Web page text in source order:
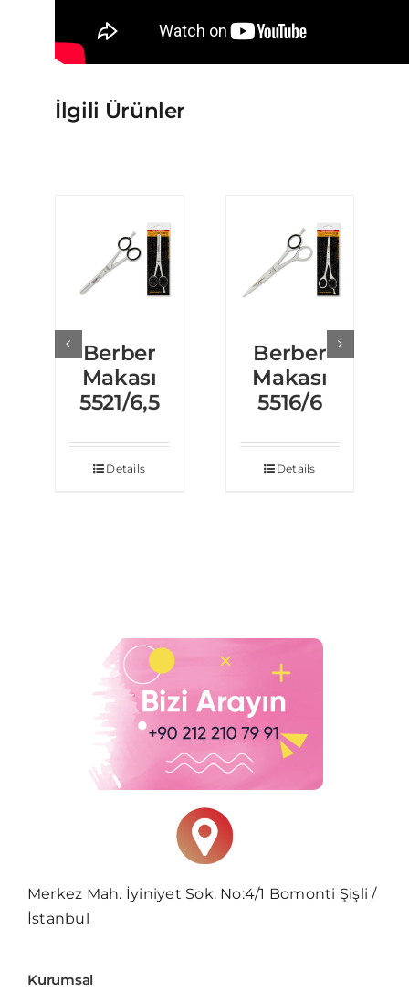
İlgili Ürünler
Berber
Makası
5521/6,5
Details
Berber
Makası
5516/6
Details
Merkez Mah. İyiniyet Sok. No:4/1 Bomonti Şişli /
İstanbul
Kurumsal